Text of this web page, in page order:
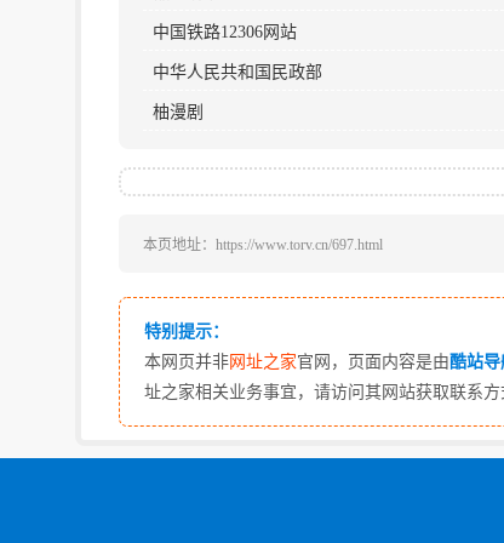
中国铁路12306网站
中华人民共和国民政部
柚漫剧
本页地址：https://www.torv.cn/697.html
特别提示：
本网页并非网址之家官网，页面内容是由酷站导
址之家相关业务事宜，请访问其网站获取联系方